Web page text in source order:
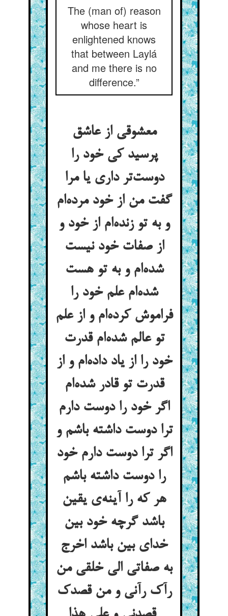
The (man of) reason
whose heart is
enlightened knows
that between Laylá
and me there is no
difference.”
معشوقی از عاشق
پرسید کی خود را
دوست‌تر داری یا مرا
گفت من از خود مرده‌ام
و به تو زنده‌ام از خود و
از صفات خود نیست
شده‌ام و به تو هست
شده‌ام علم خود را
فراموش کرده‌ام و از علم
تو عالم شده‌ام قدرت
خود را از یاد داده‌ام و از
قدرت تو قادر شده‌ام
اگر خود را دوست دارم
ترا دوست داشته باشم و
اگر ترا دوست دارم خود
را دوست داشته باشم
هر که را آینه‌ی یقین
باشد گرچه خود بین
خدای بین باشد اخرج
به صفاتی الی خلقی من
رآک رآنی و من قصدک